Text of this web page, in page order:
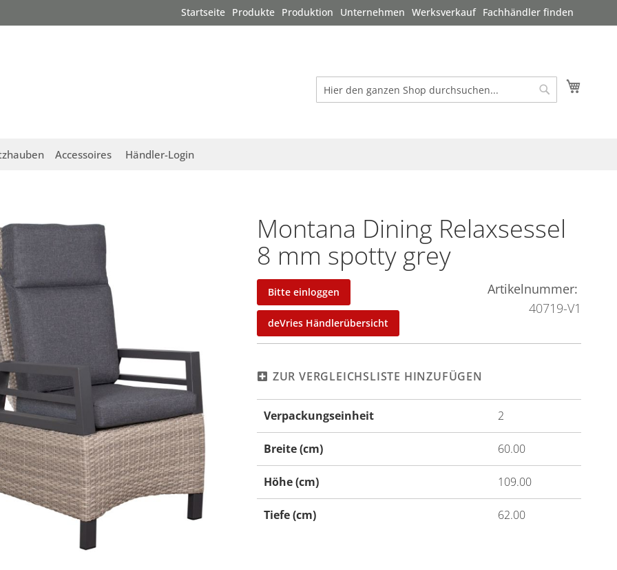
Startseite Produkte Produktion Unternehmen Werksverkauf Fachhändler finden
Suche
Suche
Accessoires Händler-Login
Montana Dining Relaxsessel
8 mm spotty grey
Bitte einloggen
deVries Händlerübersicht
Artikelnummer
40719-V1
ZUR VERGLEICHSLISTE HINZUFÜGEN
Informationen
Verpackungseinheit 2
Breite (cm) 60.00
Höhe (cm) 109.00
Tiefe (cm) 62.00